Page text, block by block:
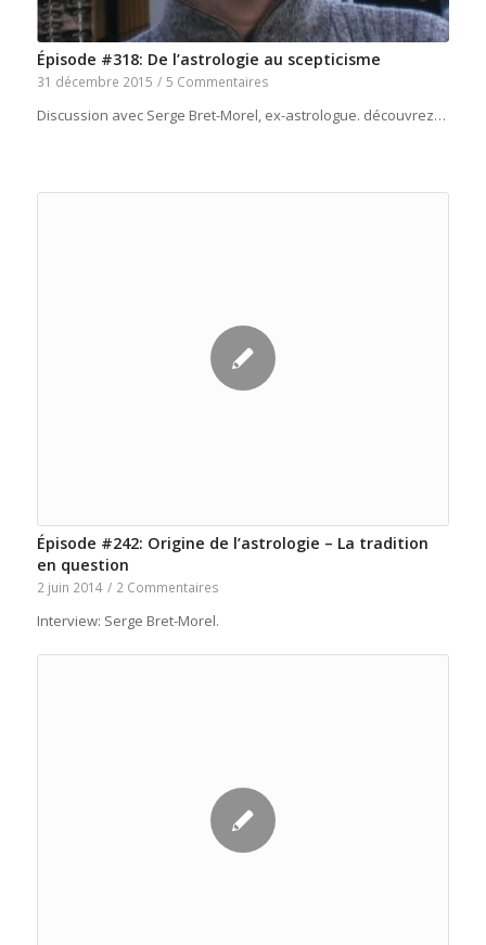
Épisode #318: De l’astrologie au scepticisme
31 décembre 2015 / 5 Commentaires
Discussion avec Serge Bret-Morel, ex-astrologue. découvrez…
Épisode #242: Origine de l’astrologie – La tradition
en question
2 juin 2014 / 2 Commentaires
Interview: Serge Bret-Morel.